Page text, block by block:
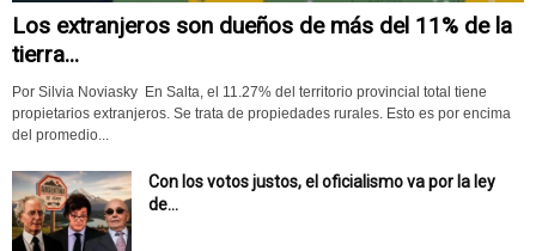
Los extranjeros son dueños de más del 11% de la
tierra...
Por Silvia Noviasky En Salta, el 11.27% del territorio provincial total tiene
propietarios extranjeros. Se trata de propiedades rurales. Esto es por encima
del promedio...
Con los votos justos, el oficialismo va por la ley
de...